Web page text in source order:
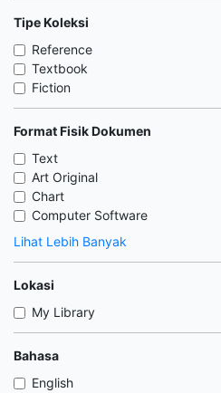
Tipe Koleksi
Reference
Textbook
Fiction
Format Fisik Dokumen
Text
Art Original
Chart
Computer Software
Lihat Lebih Banyak
Lokasi
My Library
Bahasa
English